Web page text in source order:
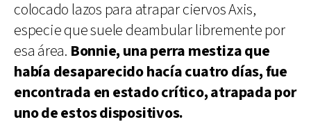
colocado lazos para atrapar ciervos Axis,
especie que suele deambular libremente por
esa área. Bonnie, una perra mestiza que
había desaparecido hacía cuatro días, fue
encontrada en estado crítico, atrapada por
uno de estos dispositivos.